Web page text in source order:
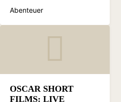
Abenteuer
OSCAR SHORT
FILMS: LIVE